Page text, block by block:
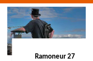
Ramoneur 27